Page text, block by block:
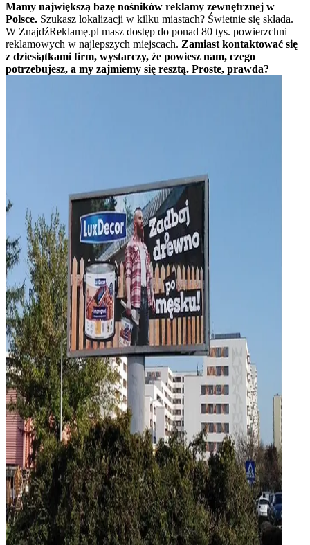
Mamy największą bazę nośników reklamy zewnętrznej w
Polsce. Szukasz lokalizacji w kilku miastach? Świetnie się składa.
W ZnajdźReklamę.pl masz dostęp do ponad 80 tys. powierzchni
reklamowych w najlepszych miejscach. Zamiast kontaktować się
z dziesiątkami firm, wystarczy, że powiesz nam, czego
potrzebujesz, a my zajmiemy się resztą. Proste, prawda?